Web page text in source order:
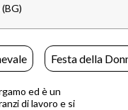
(BG)
Festa della
ed è un
di lavoro e si